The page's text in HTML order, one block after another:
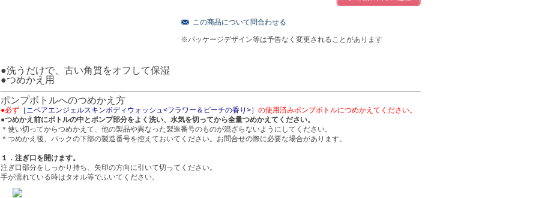
この商品について問合わせる
※パッケージデザイン等は予告なく変更されることがあります
●洗うだけで、古い角質をオフして保湿
●つめかえ用
ポンプボトルへのつめかえ方
●必ず ［ニベアエンジェルスキンボディウォッシュ<フラワー＆ピーチの香り>］ の使用済みポンプボトルにつめかえてください。
●つめかえ前にボトルの中とポンプ部分をよく洗い、水気を切ってから全量つめかえてください。
＊使い切ってからつめかえて、他の製品や異なった製造番号のものが混ざらないようにしてください。
＊つめかえ後、パックの下部の製造番号を控えておいてください。お問合せの際に必要な場合があります。
１．注ぎ口を開けます。
注ぎ口部分をしっかり持ち、矢印の方向に引いて切ってください。
手が濡れている時はタオル等でふいてください。